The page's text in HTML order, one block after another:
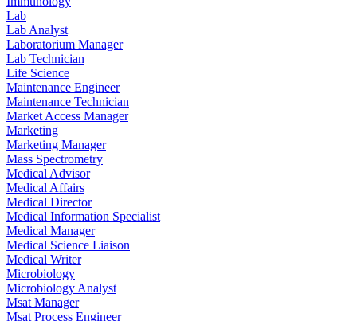
Lab
Lab Analyst
Laboratorium Manager
Lab Technician
Life Science
Maintenance Engineer
Maintenance Technician
Market Access Manager
Marketing
Marketing Manager
Mass Spectrometry
Medical Advisor
Medical Affairs
Medical Director
Medical Information Specialist
Medical Manager
Medical Science Liaison
Medical Writer
Microbiology
Microbiology Analyst
Msat Manager
Msat Process Engineer